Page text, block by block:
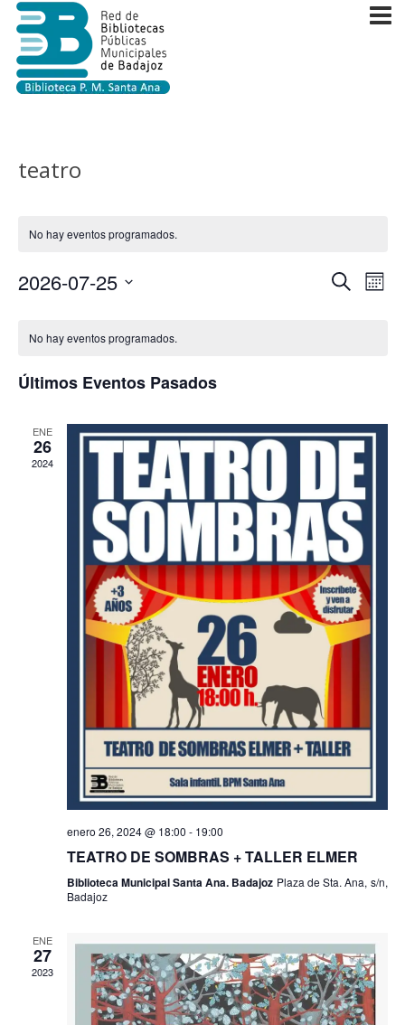
teatro
No hay eventos programados.
de
BuscarMes
2026-07-25
de
Eventos
No hay eventos programados.
Últimos Eventos Pasados
ENE
26
2024
enero 26, 2024 @ 18:00 - 19:00
TEATRO DE SOMBRAS + TALLER ELMER
Biblioteca Municipal Santa Ana. Badajoz Plaza de Sta. Ana, s/n,
Badajoz
ENE
27
2023